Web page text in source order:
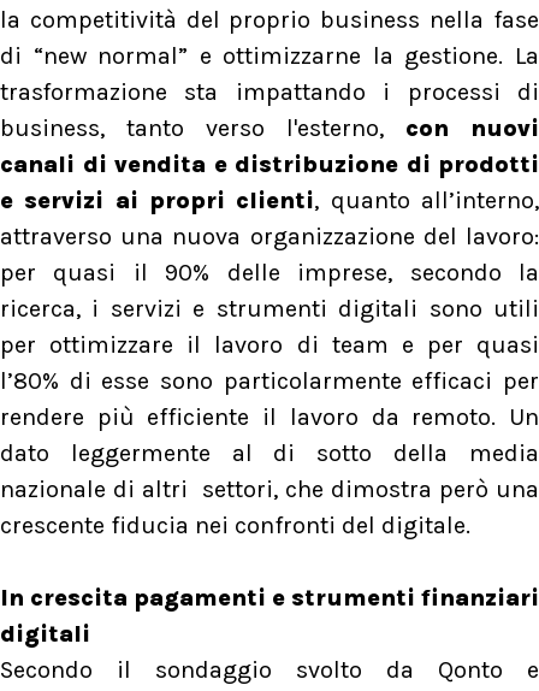
la competitività del proprio business nella fase
di “new normal” e ottimizzarne la gestione. La
trasformazione sta impattando i processi di
business, tanto verso l'esterno, con nuovi
canali di vendita e distribuzione di prodotti
e servizi ai propri clienti, quanto all’interno,
attraverso una nuova organizzazione del lavoro:
per quasi il 90% delle imprese, secondo la
ricerca, i servizi e strumenti digitali sono utili
per ottimizzare il lavoro di team e per quasi
l’80% di esse sono particolarmente efficaci per
rendere più efficiente il lavoro da remoto. Un
dato leggermente al di sotto della media
nazionale di altri settori, che dimostra però una
crescente fiducia nei confronti del digitale.
In crescita pagamenti e strumenti finanziari
digitali
Secondo il sondaggio svolto da Qonto e